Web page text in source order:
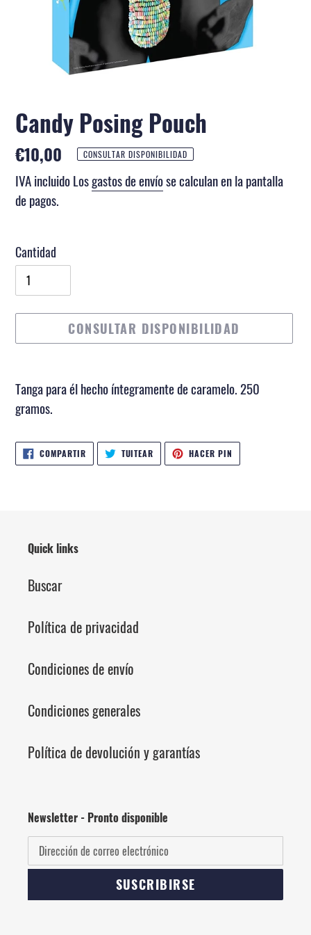
Candy Posing Pouch
Precio
habitual
€10,00 CONSULTAR DISPONIBILIDAD
IVA incluido Losgastos de envíose calculan en la pantalla
de pagos.
Cantidad
CONSULTAR DISPONIBILIDAD
el
producto
tu
carrito
Tanga para él hecho íntegramente de caramelo. 250
gramos.
COMPARTIRCOMPARTIR
EN
FACEBOOK
TUITEAR TUITEAR
TWITTER
HACER PIN
PINTEREST
Quick links
Buscar
Política de privacidad
Condiciones de envío
Condiciones generales
Política de devolución y garantías
Newsletter - Pronto disponible
SUSCRIBIRSE